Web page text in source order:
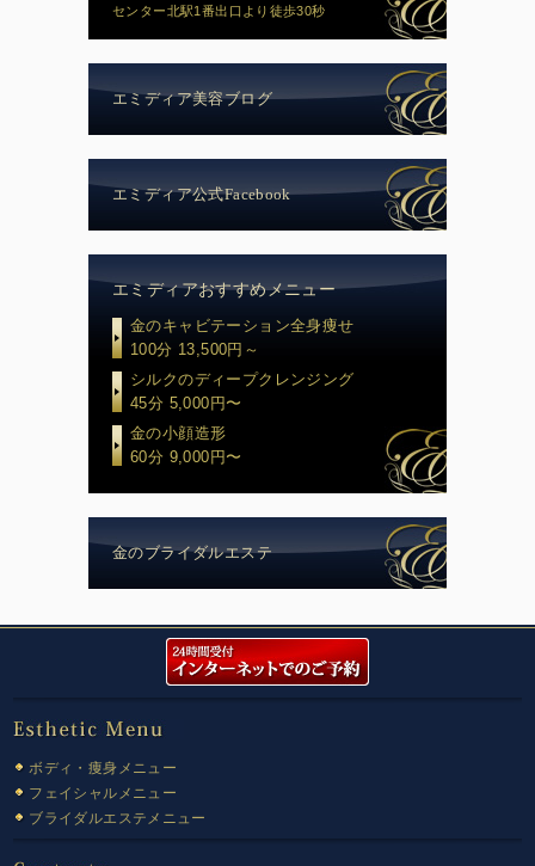
センター北駅1番出口より徒歩30秒
エミディア美容ブログ
エミディア公式Facebook
エミディアおすすめメニュー
金のキャビテーション全身痩せ
100分 13,500円～
シルクのディープクレンジング
45分 5,000円〜
金の小顔造形
60分 9,000円〜
金のブライダルエステ
ボディ・痩身メニュー
フェイシャルメニュー
ブライダルエステメニュー